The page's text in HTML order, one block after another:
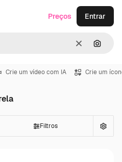
Limpar
Preços Entrar
Crie um vídeo com IA Crie um
Filtros